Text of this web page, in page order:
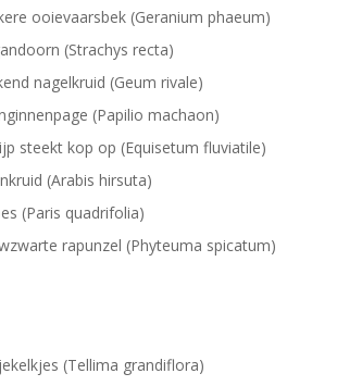
ooievaarsbek (Geranium phaeum)
(Strachys recta)
nagelkruid (Geum rivale)
(Papilio machaon)
steekt kop op (Equisetum fluviatile)
(Arabis hirsuta)
(Paris quadrifolia)
rapunzel (Phyteuma spicatum)
(Tellima grandiflora)